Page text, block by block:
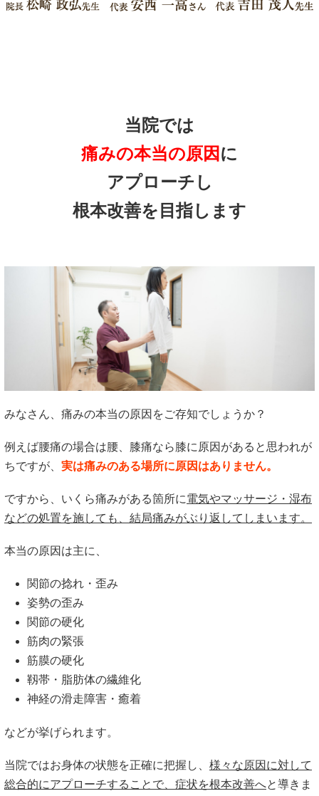
当院では
痛みの本当の原因 に
アプローチし
根本改善を目指します
みなさん、痛みの本当の原因をご存知でしょうか？
例えば腰痛の場合は腰、膝痛なら膝に原因があると思われが
ちですが、 実は痛みのある場所に原因はありません。
ですから、いくら痛みがある箇所に電気やマッサージ・湿布
などの処置を施しても、結局痛みがぶり返してしまいます。
本当の原因は主に、
関節の捻れ・歪み
姿勢の歪み
関節の硬化
筋肉の緊張
筋膜の硬化
靱帯・脂肪体の繊維化
神経の滑走障害・癒着
などが挙げられます。
当院ではお身体の状態を正確に把握し、 様々な原因に対して
総合的にアプローチすることで、症状を根本改善へと導きま